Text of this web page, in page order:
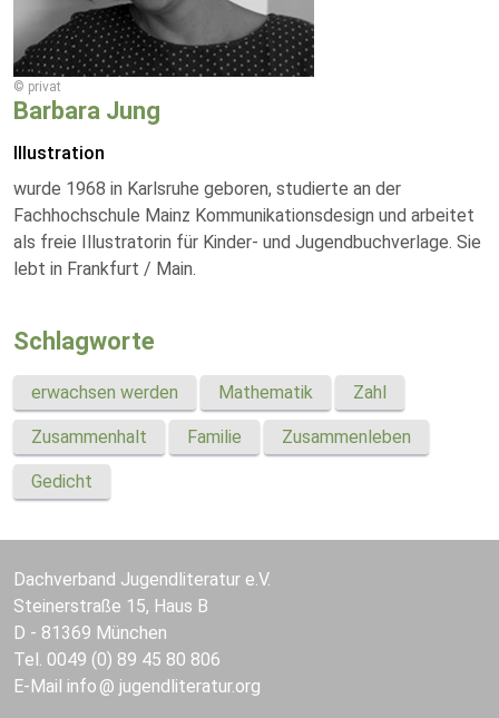
© privat
Barbara Jung
Illustration
wurde 1968 in Karlsruhe geboren, studierte an der
Fachhochschule Mainz Kommunikationsdesign und arbeitet
als freie Illustratorin für Kinder- und Jugendbuchverlage. Sie
lebt in Frankfurt / Main.
Schlagworte
erwachsen werden Mathematik Zahl
Zusammenhalt Familie Zusammenleben
Gedicht
Dachverband Jugendliteratur e.V.
Steinerstraße 15, Haus B
D - 81369 München
Tel. 0049 (0) 89 45 80 806
E-Mail info jugendliteratur.org